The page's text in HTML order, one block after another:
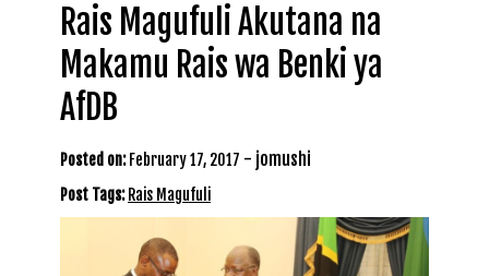
Rais Magufuli Akutana na
Makamu Rais wa Benki ya
AfDB
Posted on: February 17, 2017 - jomushi
Post Tags: Rais Magufuli